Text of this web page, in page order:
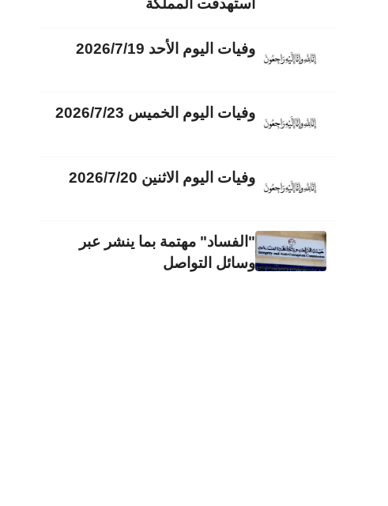
استهدفت المملكة
وفيات اليوم الأحد 2026/7/19
وفيات اليوم الخميس 2026/7/23
وفيات اليوم الاثنين 2026/7/20
"الفساد" مهتمة بما ينشر عبر
وسائل التواصل